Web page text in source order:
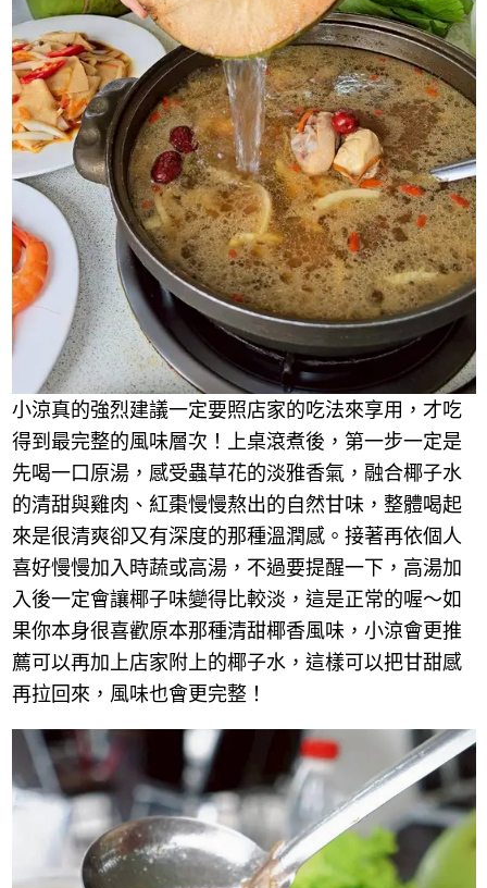
小涼真的強烈建議一定要照店家的吃法來享用，才吃
得到最完整的風味層次！上桌滾煮後，第一步一定是
先喝一口原湯，感受蟲草花的淡雅香氣，融合椰子水
的清甜與雞肉、紅棗慢慢熬出的自然甘味，整體喝起
來是很清爽卻又有深度的那種溫潤感。接著再依個人
喜好慢慢加入時蔬或高湯，不過要提醒一下，高湯加
入後一定會讓椰子味變得比較淡，這是正常的喔～如
果你本身很喜歡原本那種清甜椰香風味，小涼會更推
薦可以再加上店家附上的椰子水，這樣可以把甘甜感
再拉回來，風味也會更完整！